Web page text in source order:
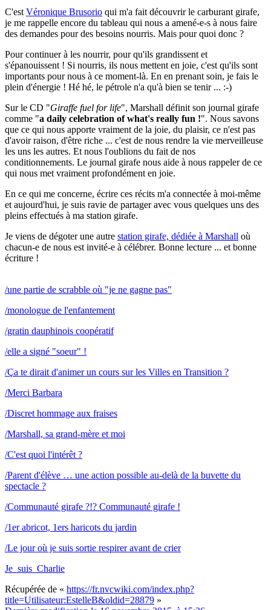
C'est Véronique Brusorio qui m'a fait découvrir le carburant girafe,
je me rappelle encore du tableau qui nous a amené-e-s à nous faire
des demandes pour des besoins nourris. Mais pour quoi donc ?
Pour continuer à les nourrir, pour qu'ils grandissent et
s'épanouissent ! Si nourris, ils nous mettent en joie, c'est qu'ils sont
importants pour nous à ce moment-là. En en prenant soin, je fais le
plein d'énergie ! Hé hé, le pétrole n'a qu'à bien se tenir ... :-)
Sur le CD "Giraffe fuel for life", Marshall définit son journal girafe
comme "a daily celebration of what's really fun !". Nous savons
que ce qui nous apporte vraiment de la joie, du plaisir, ce n'est pas
d'avoir raison, d'être riche ... c'est de nous rendre la vie merveilleuse
les uns les autres. Et nous l'oublions du fait de nos
conditionnements. Le journal girafe nous aide à nous rappeler de ce
qui nous met vraiment profondément en joie.
En ce qui me concerne, écrire ces récits m'a connectée à moi-même
et aujourd'hui, je suis ravie de partager avec vous quelques uns des
pleins effectués à ma station girafe.
Je viens de dégoter une autre station girafe, dédiée à Marshall où
chacun-e de nous est invité-e à célébrer. Bonne lecture ... et bonne
écriture !
/une partie de scrabble où "je ne gagne pas"
/monologue de l'enfantement
/gratin dauphinois coopératif
/elle a signé "soeur" !
/Ça te dirait d'animer un cours sur les Villes en Transition ?
/Merci Barbara
/Discret hommage aux fraises
/Marshall, sa grand-mère et moi
/C'est quoi l'intérêt ?
/Parent d'élève … une action possible au-delà de la buvette du
spectacle ?
/Communauté girafe ?!? Communauté girafe !
/1er abricot, 1ers haricots du jardin
/Le jour où je suis sortie respirer avant de crier
Je_suis_Charlie
Récupérée de « https://fr.nvcwiki.com/index.php?
title=Utilisateur:EstelleB&oldid=28879 »